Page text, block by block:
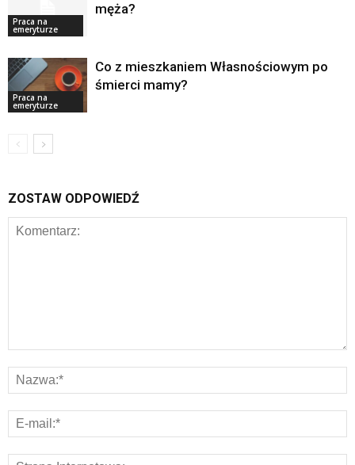
Praca na
emeryturze
męża?
Praca na
emeryturze
Co z mieszkaniem Własnościowym po
śmierci mamy?
ZOSTAW ODPOWIEDŹ